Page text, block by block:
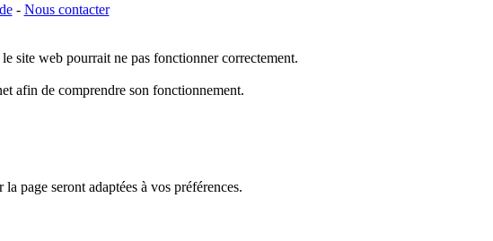
- Nous contacter
site web pourrait ne pas fonctionner correctement.
afin de comprendre son fonctionnement.
page seront adaptées à vos préférences.